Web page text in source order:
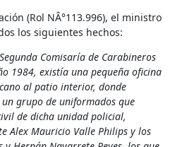
(Rol NÂ°113.996), el ministro
los siguientes hechos:
Comisarí­a de Carabineros
1984, existí­a una pequeña oficina
al patio interior, donde
grupo de uniformados que
de dicha unidad policial,
Alex Mauricio Valle Philips y los